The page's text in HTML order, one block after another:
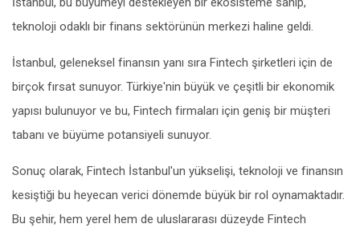
teknoloji odaklı bir finans sektörünün merkezi haline geldi.
İstanbul, geleneksel finansın yanı sıra Fintech şirketleri için de
birçok fırsat sunuyor. Türkiye'nin büyük ve çeşitli bir ekonomik
yapısı bulunuyor ve bu, Fintech firmaları için geniş bir müşteri
tabanı ve büyüme potansiyeli sunuyor.
Sonuç olarak, Fintech İstanbul'un yükselişi, teknoloji ve finansın
kesiştiği bu heyecan verici dönemde büyük bir rol oynamaktadır.
Bu şehir, hem yerel hem de uluslararası düzeyde Fintech